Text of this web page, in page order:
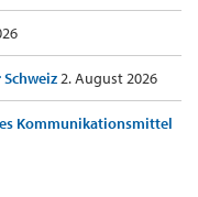
2. August 2026
Kommunikationsmittel